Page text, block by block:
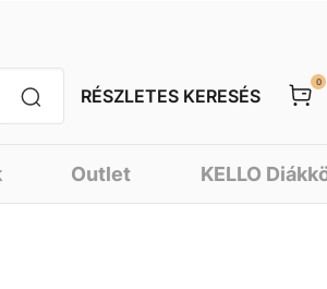
RÉSZLETES KERESÉS
0
Outlet KELLO